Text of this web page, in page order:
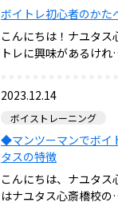
ボイトレ初心者のかた
こんにちは！ナユタス
トレに興味があるけ
2023.12.14
ボイストレーニング
◆マンツーマンでボイ
タスの特徴
こんにちは、ナユタス
はナユタス心斎橋校